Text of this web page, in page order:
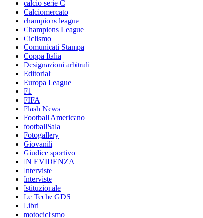
calcio serie C
Calciomercato
champions league
Champions League
Ciclismo
Comunicati Stampa
Coppa Italia
Designazioni arbitrali
Editoriali
Europa League
F1
FIFA
Flash News
Football Americano
footballSala
Fotogallery
Giovanili
Giudice sportivo
IN EVIDENZA
Interviste
Interviste
Istituzionale
Le Teche GDS
Libri
motociclismo